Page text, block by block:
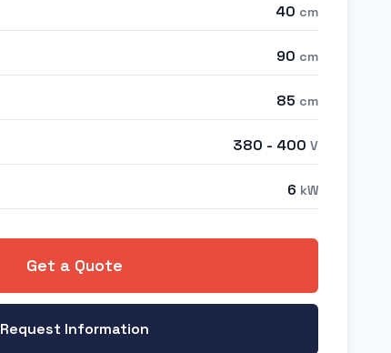
40 cm
90 cm
85 cm
380 - 400 V
6 kW
Get a Quote
Request Information